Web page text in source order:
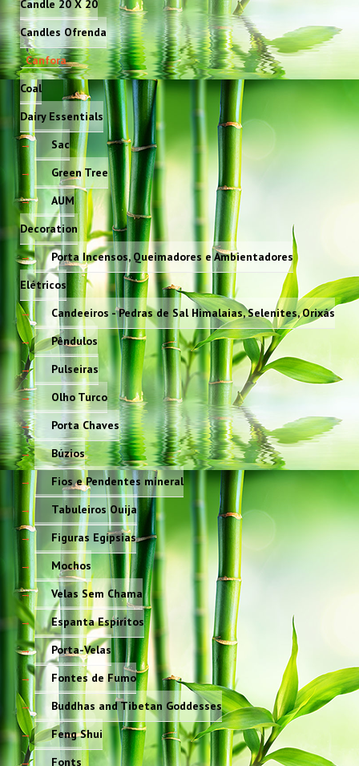
Candle 20 X 20
Candles Ofrenda
Canfora
Coal
Dairy Essentials
Sac
Green Tree
AUM
Decoration
Porta Incensos, Queimadores e Ambientadores
Elétricos
Candeeiros - Pedras de Sal Himalaias, Selenites, Orixás
Pêndulos
Pulseiras
Olho Turco
Porta Chaves
Búzios
Fios e Pendentes mineral
Tabuleiros Ouija
Figuras Egípsias
Mochos
Velas Sem Chama
Espanta Espiritos
Porta-Velas
Fontes de Fumo
Buddhas and Tibetan Goddesses
Feng Shui
Fonts